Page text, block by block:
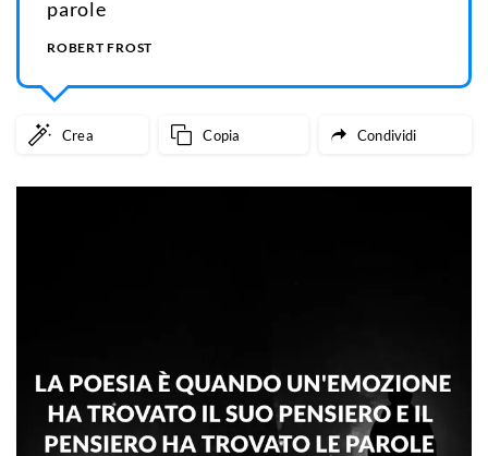
parole
ROBERT FROST
Crea Copia Condividi